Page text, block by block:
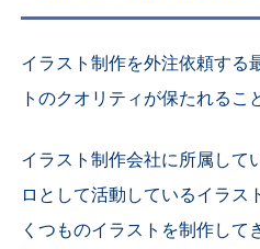
イラスト制作を外注依頼する
トのクオリティが保たれるこ
イラスト制作会社に所属して
ロとして活動しているイラス
くつものイラストを制作して